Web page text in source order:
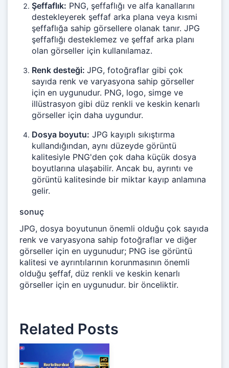
Şeffaflık: PNG, şeffaflığı ve alfa kanallarını
destekleyerek şeffaf arka plana veya kısmi
şeffaflığa sahip görsellere olanak tanır. JPG
şeffaflığı desteklemez ve şeffaf arka planı
olan görseller için kullanılamaz.
Renk desteği: JPG, fotoğraflar gibi çok
sayıda renk ve varyasyona sahip görseller
için en uygunudur. PNG, logo, simge ve
illüstrasyon gibi düz renkli ve keskin kenarlı
görseller için daha uygundur.
Dosya boyutu: JPG kayıplı sıkıştırma
kullandığından, aynı düzeyde görüntü
kalitesiyle PNG'den çok daha küçük dosya
boyutlarına ulaşabilir. Ancak bu, ayrıntı ve
görüntü kalitesinde bir miktar kayıp anlamına
gelir.
sonuç
JPG, dosya boyutunun önemli olduğu çok sayıda
renk ve varyasyona sahip fotoğraflar ve diğer
görseller için en uygunudur; PNG ise görüntü
kalitesi ve ayrıntılarının korunmasının önemli
olduğu şeffaf, düz renkli ve keskin kenarlı
görseller için en uygunudur. bir önceliktir.
Related Posts